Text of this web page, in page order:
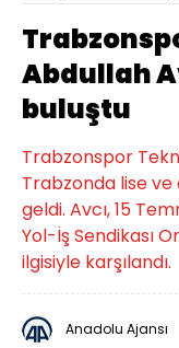
Abdullah
buluştu
Trabzonspor
Trabzonda lise
geldi. Avcı, 15
Yol-İş Sendikası
ilgisiyle karşılandı.
Anadolu Ajansı